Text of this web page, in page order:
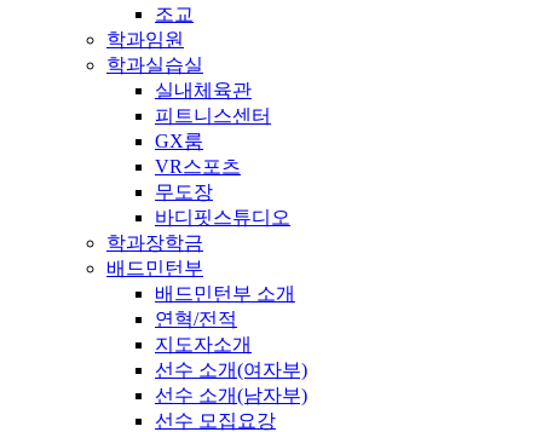
조교
학과임원
학과실습실
실내체육관
피트니스센터
GX룸
VR스포츠
무도장
바디핏스튜디오
학과장학금
배드민턴부
배드민턴부 소개
연혁/전적
지도자소개
선수 소개(여자부)
선수 소개(남자부)
선수 모집요강